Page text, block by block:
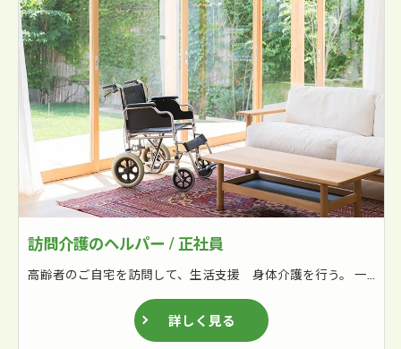
訪問介護のヘルパー / 正社員
高齢者のご自宅を訪問して、生活支援 身体介護を行う。 一日６～8件アシスト自転車を利用して巡回訪問する。 実績報告書所の作成 保険請求業務の補佐
詳しく見る